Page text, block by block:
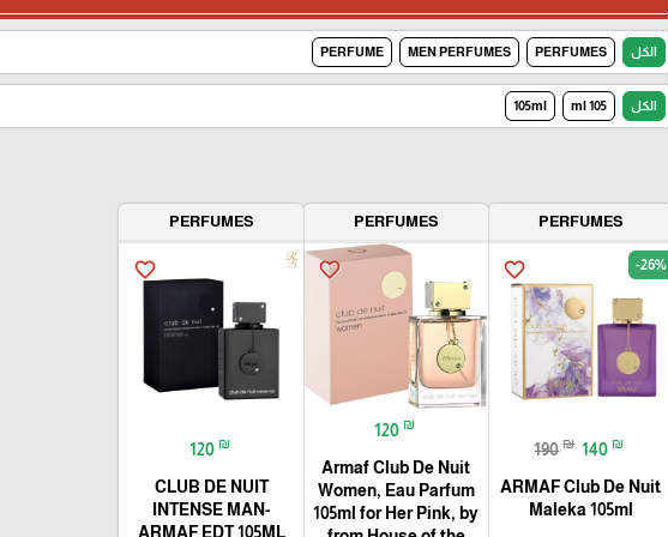
الكل PERFUMES
MEN PERFUMES
PERFUME
الكل 105 ml
105ml
PERFUMES
favorite_border -26%
190 ₪ 140 ₪
ARMAF Club De Nuit
Maleka 105ml
PERFUMES
favorite_border
120 ₪
Armaf Club De Nuit
Women, Eau Parfum
105ml for Her Pink, by
PERFUMES
favorite_border
120 ₪
CLUB DE NUIT
INTENSE MAN-
ARMAF EDT 105ML